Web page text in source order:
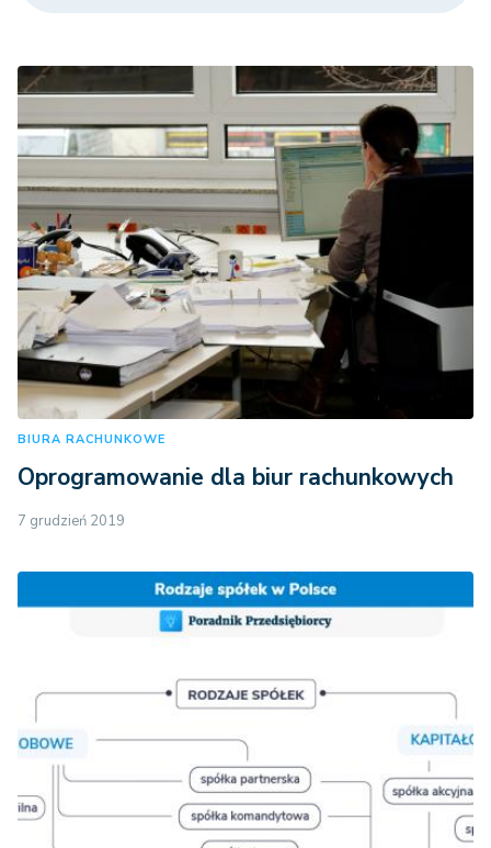
BIURA RACHUNKOWE
Oprogramowanie dla biur rachunkowych
7 grudzień 2019